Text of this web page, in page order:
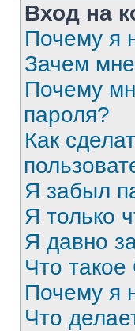
Вход на
Почему я
Зачем
Почему
пароля?
Как
Я забыл
Я только
Я давно
Что такое
Почему я
Что